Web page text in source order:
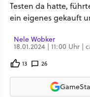
Testen da hatte,
ein eigenes gekauft
Nele Wobker
18.01.2024 | 11:00 Uhr
13 26